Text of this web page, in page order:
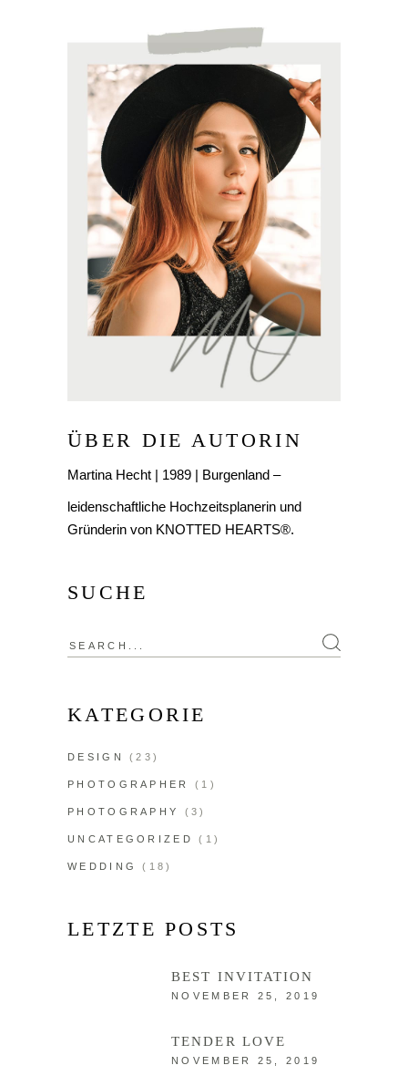
ÜBER DIE AUTORIN
Martina Hecht | 1989 | Burgenland –
leidenschaftliche Hochzeitsplanerin und
Gründerin von KNOTTED HEARTS®.
SUCHE
KATEGORIE
DESIGN (23)
PHOTOGRAPHER (1)
PHOTOGRAPHY (3)
UNCATEGORIZED (1)
WEDDING (18)
LETZTE POSTS
BEST INVITATION
NOVEMBER 25, 2019
TENDER LOVE
NOVEMBER 25, 2019